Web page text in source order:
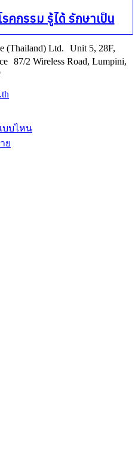
รคกรรม รู้ได้ รักษาเป็น
(Thailand) Ltd. Unit 5, 28F,
87/2 Wireless Road, Lumpini,
บไหน
ย